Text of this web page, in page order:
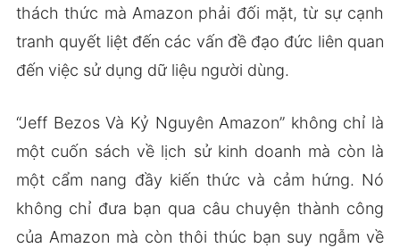
thách thức mà Amazon phải đối mặt, từ sự cạnh
tranh quyết liệt đến các vấn đề đạo đức liên quan
đến việc sử dụng dữ liệu người dùng.
“Jeff Bezos Và Kỷ Nguyên Amazon” không chỉ là
một cuốn sách về lịch sử kinh doanh mà còn là
một cẩm nang đầy kiến thức và cảm hứng. Nó
không chỉ đưa bạn qua câu chuyện thành công
của Amazon mà còn thôi thúc bạn suy ngẫm về